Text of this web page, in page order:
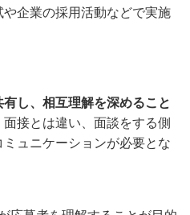
企業の採用活動などで実施
し、相互理解を深めること
接とは違い、面談をする側
ュニケーションが必要とな